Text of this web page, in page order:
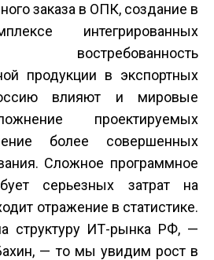
заказа в ОПК, создание в
интегрированных
продукции в экспортных
влияют и мировые
проектируемых
более совершенных
Сложное программное
серьезных затрат на
отражение в статистике.
структуру ИТ-рынка РФ, —
— то мы увидим рост в